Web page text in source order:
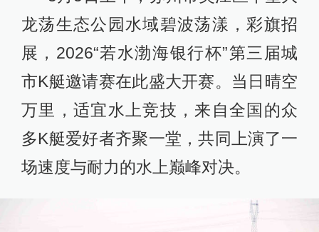
龙荡生态公园水域碧波荡漾，彩旗招
展，2026“若水渤海银行杯”第三届城
市K艇邀请赛在此盛大开赛。当日晴空
万里，适宜水上竞技，来自全国的众
多K艇爱好者齐聚一堂，共同上演了一
场速度与耐力的水上巅峰对决。